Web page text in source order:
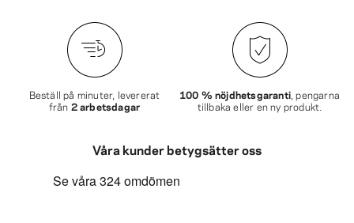
Beställ på minuter, levererat
från 2 arbetsdagar
100 % nöjdhetsgaranti , pengarna
tillbaka eller en ny produkt.
Våra kunder betygsätter oss